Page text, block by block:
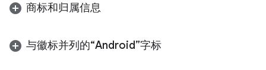
商标和归属信息
与徽标并列的“Android”字标